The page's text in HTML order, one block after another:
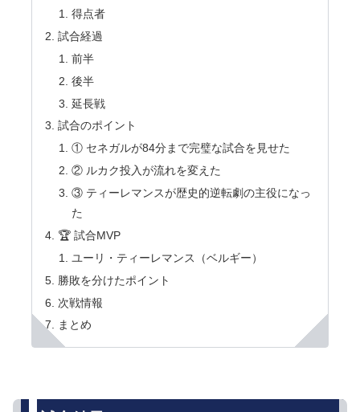
得点者
試合経過
前半
後半
延長戦
試合のポイント
① セネガルが84分まで完璧な試合を見せた
② ルカク投入が流れを変えた
③ ティーレマンスが歴史的逆転劇の主役になっ
た
🏆 試合MVP
ユーリ・ティーレマンス（ベルギー）
勝敗を分けたポイント
次戦情報
まとめ